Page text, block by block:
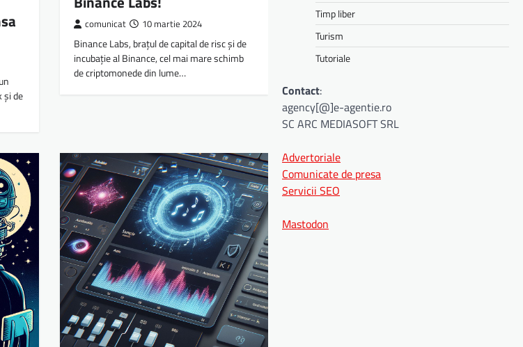
și de
comunicat 10 martie 2024
Binance Labs, brațul de capital de risc și de
incubație al Binance, cel mai mare schimb
de criptomonede din lume…
Timp liber
Turism
Tutoriale
Contact:
agency[@]e-agentie.ro
SC ARC MEDIASOFT SRL
Advertoriale
Comunicate de presa
Servicii SEO
Mastodon